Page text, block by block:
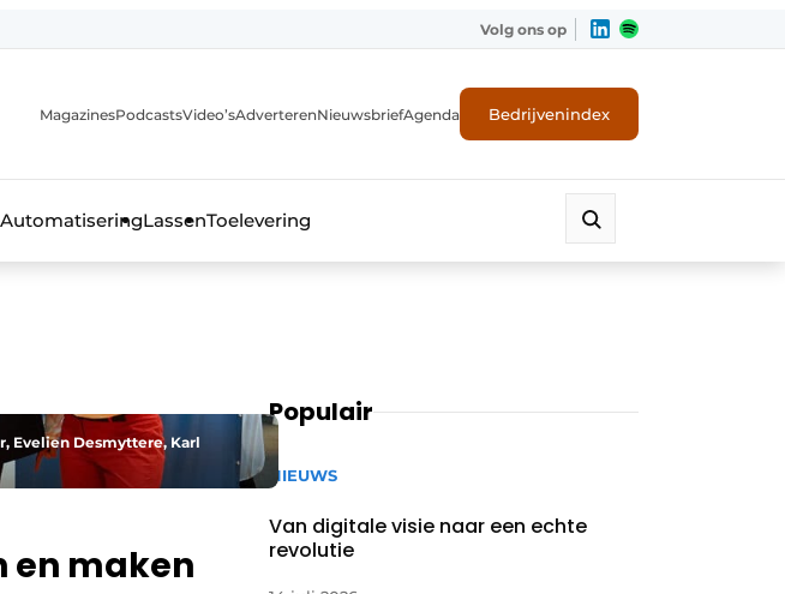
Volg ons op
MagazinesPodcastsVideo’sAdverterenNieuwsbriefAgenda Bedrijvenindex
AutomatiseringLassenToelevering
Evelien Desmyttere, Karl
en maken
Populair
NIEUWS
Van digitale visie naar een echte
revolutie